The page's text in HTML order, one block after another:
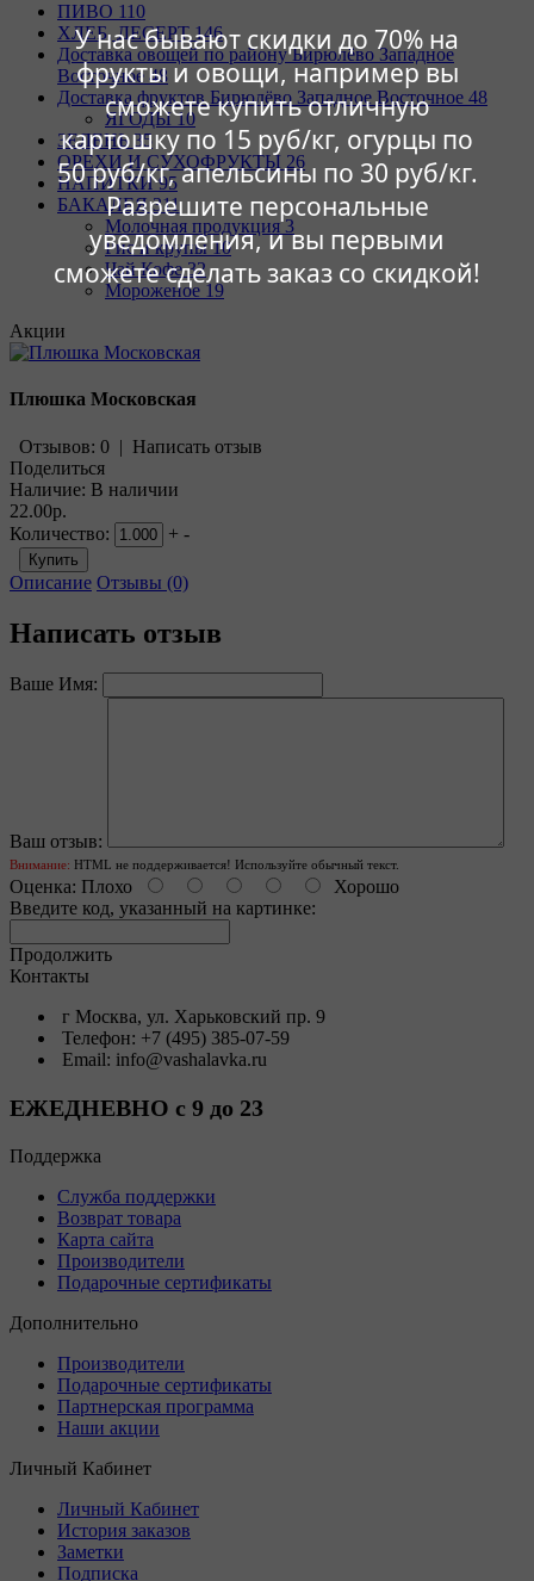
У нас бывают скидки до 70% на
фрукты и овощи, например вы
сможете купить отличную
картошку по 15 руб/кг, огурцы по
50 руб/кг, апельсины по 30 руб/кг.
Разрешите персональные
уведомления, и вы первыми
сможете сделать заказ со скидкой!
ПИВО 110
ХЛЕБ, ДЕСЕРТ146
Доставка овощей по району Бирюлёво Западное
Восточное48
Доставка фруктов Бирюлёво Западное Восточное 48
ЯГОДЫ10
ЗЕЛЕНЬ35
ОРЕХИ И СУХОФРУКТЫ 26
НАПИТКИ95
БАКАЛЕЯ311
Молочная продукция3
Рис и крупы10
Чай Кофе32
Мороженое 19
Акции
Плюшка Московская
Отзывов: 0 | Написать отзыв
Поделиться
Наличие: В наличии
22.00р.
Количество:
+ -
Описание Отзывы (0)
Написать отзыв
Ваше Имя:
Ваш отзыв:
Внимание: HTML не поддерживается! Используйте обычный текст.
Оценка: Плохо
Хорошо
Введите код, указанный на картинке:
Продолжить
Контакты
г Москва, ул. Харьковский пр. 9
Телефон: +7 (495) 385-07-59
Email: info@vashalavka.ru
ЕЖЕДНЕВНО с 9 до 23
Поддержка
Служба поддержки
Возврат товара
Карта сайта
Производители
Подарочные сертификаты
Дополнительно
Производители
Подарочные сертификаты
Партнерская программа
Наши акции
Личный Кабинет
Личный Кабинет
История заказов
Заметки
Подписка